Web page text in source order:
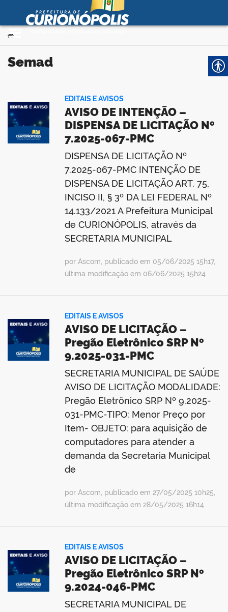
Ir para o conteúdo
Prefeitura Municipal de
Curionópolis
portal
Você está aqui:
semad
EDITAIS E AVISOS
AVISO DE INTENÇÃO –
DISPENSA DE LICITAÇÃO Nº
7.2025-067-PMC
DISPENSA DE LICITAÇÃO Nº
7.2025-067-PMC INTENÇÃO DE
DISPENSA DE LICITAÇÃO ART. 75,
INCISO II, § 3º DA LEI FEDERAL Nº
14.133/2021 A Prefeitura Municipal
de CURIONÓPOLIS, através da
SECRETARIA MUNICIPAL
por Ascom, publicado em 05/06/2025 15h17,
última modificação em 06/06/2025 15h24
EDITAIS E AVISOS
AVISO DE LICITAÇÃO –
Pregão Eletrônico SRP Nº
9.2025-031-PMC
SECRETARIA MUNICIPAL DE SAÚDE
AVISO DE LICITAÇÃO MODALIDADE:
Pregão Eletrônico SRP Nº 9.2025-
031-PMC-TIPO: Menor Preço por
Item- OBJETO: para aquisição de
computadores para atender a
demanda da Secretaria Municipal
de
por Ascom, publicado em 27/05/2025 10h25,
última modificação em 28/05/2025 16h14
EDITAIS E AVISOS
AVISO DE LICITAÇÃO –
Pregão Eletrônico SRP Nº
9.2024-046-PMC
SECRETARIA MUNICIPAL DE